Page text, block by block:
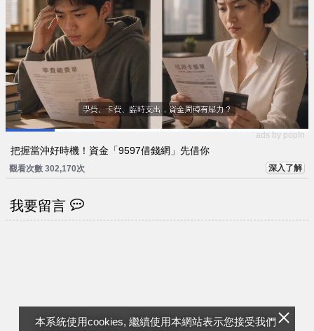
本系統使用cookies, 繼續使用本網站表示您接受我們
ads by popIn
把握當沖好時機！資金「9597借錢網」先借你
觀看次數 302,170次 深入了解
我要留言